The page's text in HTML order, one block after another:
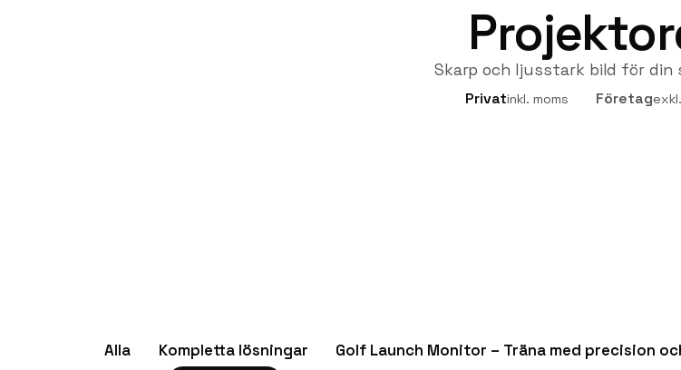
Skarp och ljusstark bild för din
Privatinkl. moms Företag
Alla Kompletta lösningar Golf Launch Monitor – Träna med precision